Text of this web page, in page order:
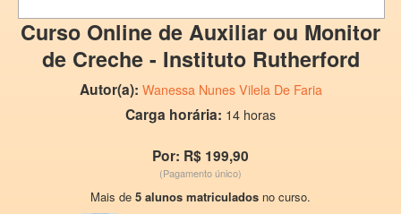
Curso Online de Auxiliar ou Monitor
de Creche - Instituto Rutherford
Autor(a): Wanessa Nunes Vilela De Faria
Carga horária: 14 horas
Por: R$ 199,90
(Pagamento único)
Mais de 5 alunos matriculados no curso.